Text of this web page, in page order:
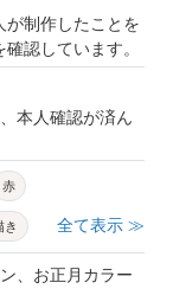
が制作したことを
認しています。
本人確認が済ん
赤
き 全て表示 ≫
、お正月カラー